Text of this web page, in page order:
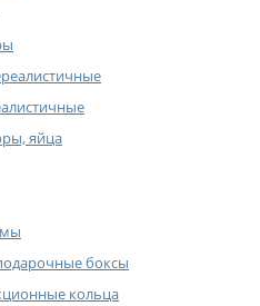
яйца
боксы
кольца